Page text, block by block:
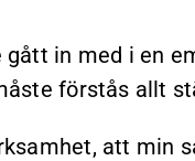
in med i en
förstås allt
att min